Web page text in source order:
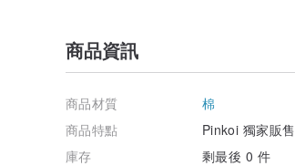
商品資訊
商品材質
棉
商品特點
Pinkoi 獨家販售
庫存
剩最後 0 件